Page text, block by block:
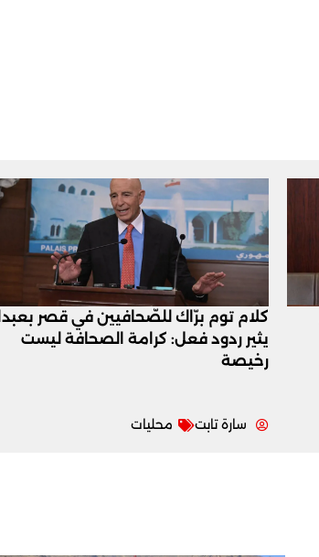
كلام توم برّاك للصّحافيين في قصر بعبدا
يثير ردود فعل: كرامة الصحافة ليست
رخيصة
سارة تابت محليات